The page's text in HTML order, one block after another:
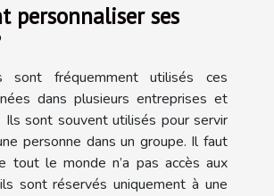
personnaliser ses
sont fréquemment utilisés ces
dans plusieurs entreprises et
Ils sont souvent utilisés pour servir
personne dans un groupe. Il faut
tout le monde n’a pas accès aux
sont réservés uniquement à une